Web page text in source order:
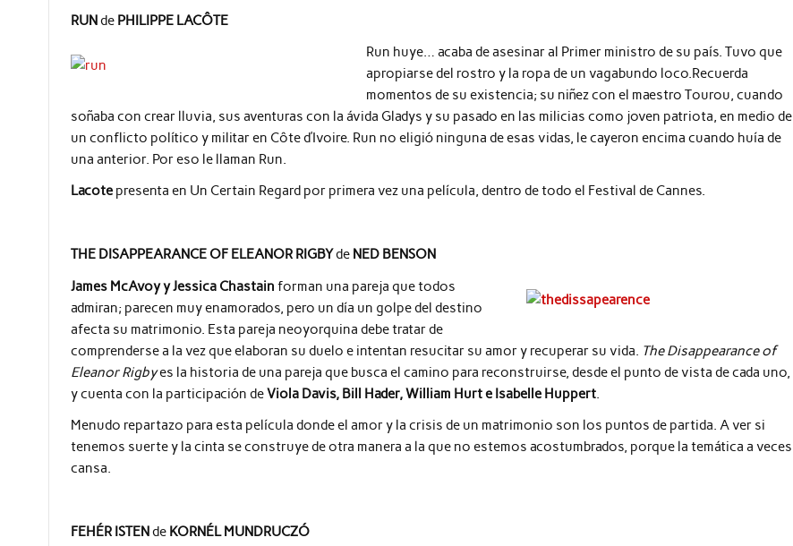
RUNde PHILIPPE LACÔTE
Run huye… acaba de asesinar al Primer ministro de su país. Tuvo que
apropiarse del rostro y la ropa de un vagabundo loco.Recuerda
momentos de su existencia; su niñez con el maestro Tourou, cuando
soñaba con crear lluvia, sus aventuras con la ávida Gladys y su pasado en las milicias como joven patriota, en medio de
un conflicto político y militar en Côte d’Ivoire. Run no eligió ninguna de esas vidas, le cayeron encima cuando huía de
una anterior. Por eso le llaman Run.
Lacote presenta en Un Certain Regard por primera vez una película, dentro de todo el Festival de Cannes.
THE DISAPPEARANCE OF ELEANOR RIGBYde NED BENSON
James McAvoy y Jessica Chastain forman una pareja que todos
admiran; parecen muy enamorados, pero un día un golpe del destino
afecta su matrimonio. Esta pareja neoyorquina debe tratar de
comprenderse a la vez que elaboran su duelo e intentan resucitar su amor y recuperar su vida. The Disappearance of
Eleanor Rigbyes la historia de una pareja que busca el camino para reconstruirse, desde el punto de vista de cada uno,
y cuenta con la participación deViola Davis, Bill Hader, William Hurt e Isabelle Huppert
Menudo repartazo para esta película donde el amor y la crisis de un matrimonio son los puntos de partida. A ver si
tenemos suerte y la cinta se construye de otra manera a la que no estemos acostumbrados, porque la temática a veces
cansa.
FEHÉR ISTENde KORNÉL MUNDRUCZÓ